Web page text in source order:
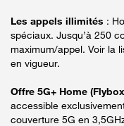
Les appels illimités :
spéciaux. Jusqu’à 250
maximum/appel. Voir la
en vigueur.
Offre 5G+ Home
accessible
couverture 5G en